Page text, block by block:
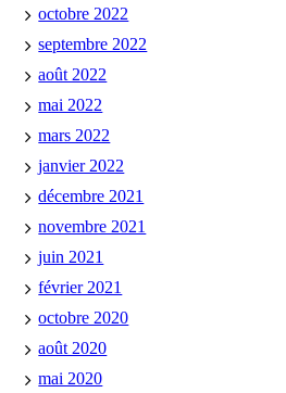
octobre 2022
septembre 2022
août 2022
mai 2022
mars 2022
janvier 2022
décembre 2021
novembre 2021
juin 2021
février 2021
octobre 2020
août 2020
mai 2020